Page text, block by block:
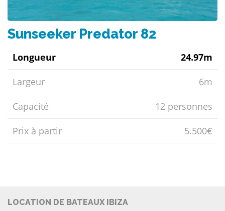
Sunseeker Predator 82
Longueur 24.97m
Largeur 6m
Capacité 12 personnes
Prix ​​à partir 5.500€
LOCATION DE BATEAUX IBIZA